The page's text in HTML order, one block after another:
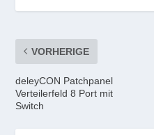
VORHERIGE
deleyCON Patchpanel
Verteilerfeld 8 Port mit
Switch